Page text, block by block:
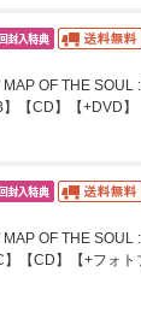
MAP OF THE
【CD】【+DVD】
MAP OF THE
】【CD】【+フォト